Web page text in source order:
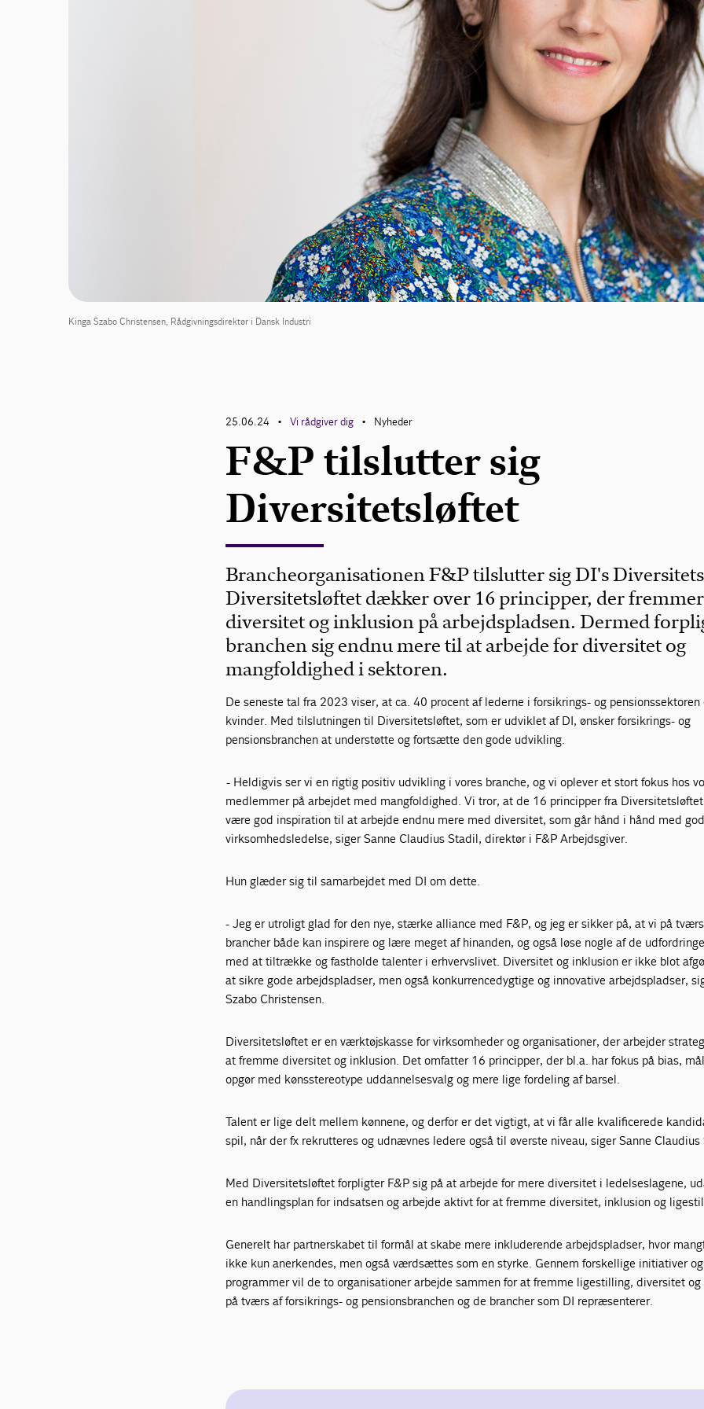
Kinga Szabo Christensen, Rådgivningsdirektør i Dansk Industri
25.06.24 • Vi rådgiver dig • Nyheder
F&P tilslutter sig
Diversitetsløftet
Brancheorganisationen F&P tilslutter sig DI's
Diversitetsløftet dækker over 16 principper, der fremmer
diversitet og inklusion på arbejdspladsen. Dermed
branchen sig endnu mere til at arbejde for diversitet og
mangfoldighed i sektoren.
De seneste tal fra 2023 viser, at ca. 40 procent af lederne i forsikrings- og pensionssektoren
kvinder. Med tilslutningen til Diversitetsløftet, som er udviklet af DI, ønsker forsikrings- og
pensionsbranchen at understøtte og fortsætte den gode udvikling.
- Heldigvis ser vi en rigtig positiv udvikling i vores branche, og vi oplever et stort fokus hos
medlemmer på arbejdet med mangfoldighed. Vi tror, at de 16 principper fra
være god inspiration til at arbejde endnu mere med diversitet, som går hånd i hånd med
virksomhedsledelse, siger Sanne Claudius Stadil, direktør i F&P Arbejdsgiver.
Hun glæder sig til samarbejdet med DI om dette.
- Jeg er utroligt glad for den nye, stærke alliance med F&P, og jeg er sikker på, at vi på
brancher både kan inspirere og lære meget af hinanden, og også løse nogle af de
med at tiltrække og fastholde talenter i erhvervslivet. Diversitet og inklusion er ikke blot
at sikre gode arbejdspladser, men også konkurrencedygtige og innovative arbejdspladser,
Szabo Christensen.
Diversitetsløftet er en værktøjskasse for virksomheder og organisationer, der arbejder
at fremme diversitet og inklusion. Det omfatter 16 principper, der bl.a. har fokus på bias,
opgør med kønsstereotype uddannelsesvalg og mere lige fordeling af barsel.
Talent er lige delt mellem kønnene, og derfor er det vigtigt, at vi får alle kvalificerede
spil, når der fx rekrutteres og udnævnes ledere også til øverste niveau, siger Sanne
Med Diversitetsløftet forpligter F&P sig på at arbejde for mere diversitet i ledelseslagene,
en handlingsplan for indsatsen og arbejde aktivt for at fremme diversitet, inklusion og
Generelt har partnerskabet til formål at skabe mere inkluderende arbejdspladser, hvor
ikke kun anerkendes, men også værdsættes som en styrke. Gennem forskellige initiativer og
programmer vil de to organisationer arbejde sammen for at fremme ligestilling, diversitet
på tværs af forsikrings- og pensionsbranchen og de brancher som DI repræsenterer.